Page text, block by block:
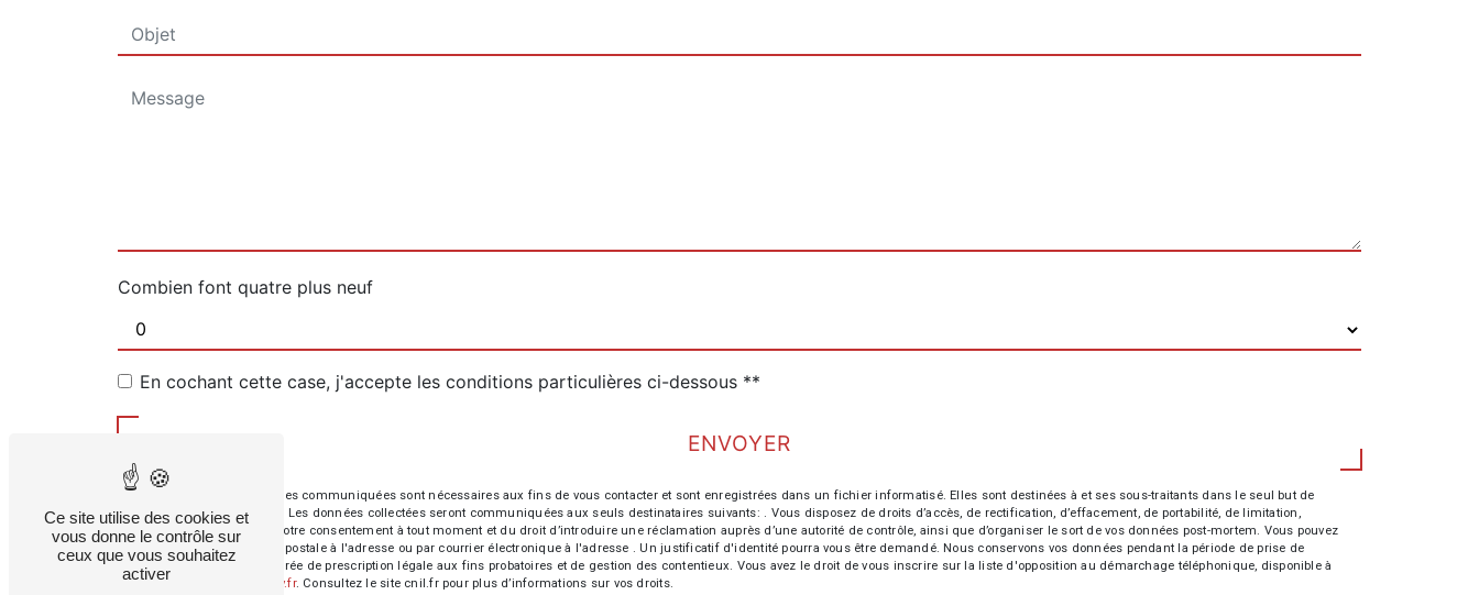
Combien font quatre plus neuf
En cochant cette case, j'accepte les conditions particulières ci-dessous **
ENVOYER
** Les données personnelles communiquées sont nécessaires aux fins de vous contacter et sont enregistrées dans un fichier informatisé. Elles sont destinées à et ses sous-traitants dans le seul but de
répondre à votre message. Les données collectées seront communiquées aux seuls destinataires suivants: . Vous disposez de droits d’accès, de rectification, d’effacement, de portabilité, de limitation,
d’opposition, de retrait de votre consentement à tout moment et du droit d’introduire une réclamation auprès d’une autorité de contrôle, ainsi que d’organiser le sort de vos données post-mortem. Vous pouvez
exercer ces droits par voie postale à l'adresse ou par courrier électronique à l'adresse . Un justificatif d'identité pourra vous être demandé. Nous conservons vos données pendant la période de prise de
contact puis pendant la durée de prescription légale aux fins probatoires et de gestion des contentieux. Vous avez le droit de vous inscrire sur la liste d'opposition au démarchage téléphonique, disponible à
cette adresse:
Bloctel.gouv.fr. Consultez le site cnil.fr pour plus d’informations sur vos droits.
Ce site utilise des cookies et
vous donne le contrôle sur
ceux que vous souhaitez
activer